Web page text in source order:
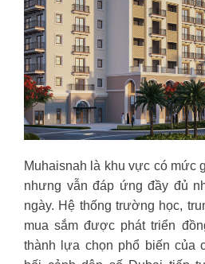
Muhaisnah là khu vực có mức
nhưng vẫn đáp ứng đầy đủ
ngày. Hệ thống trường học,
mua sắm được phát triển
thành lựa chọn phổ biến của